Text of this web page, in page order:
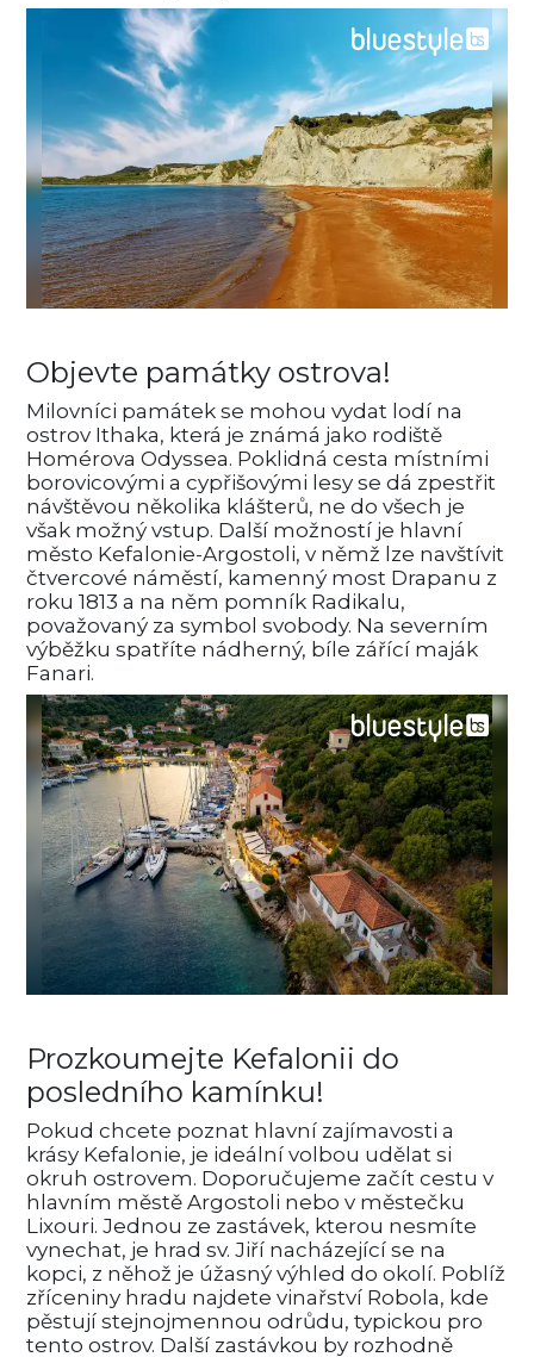
Objevte památky ostrova!
Milovníci památek se mohou vydat lodí na
ostrov Ithaka, která je známá jako rodiště
Homérova Odyssea. Poklidná cesta místními
borovicovými a cypřišovými lesy se dá zpestřit
návštěvou několika klášterů, ne do všech je
však možný vstup. Další možností je hlavní
město Kefalonie-Argostoli, v němž lze navštívit
čtvercové náměstí, kamenný most Drapanu z
roku 1813 a na něm pomník Radikalu,
považovaný za symbol svobody. Na severním
výběžku spatříte nádherný, bíle zářící maják
Fanari.
Prozkoumejte Kefalonii do
posledního kamínku!
Pokud chcete poznat hlavní zajímavosti a
krásy Kefalonie, je ideální volbou udělat si
okruh ostrovem. Doporučujeme začít cestu v
hlavním městě Argostoli nebo v městečku
Lixouri. Jednou ze zastávek, kterou nesmíte
vynechat, je hrad sv. Jiří nacházející se na
kopci, z něhož je úžasný výhled do okolí. Poblíž
zříceniny hradu najdete vinařství Robola, kde
pěstují stejnojmennou odrůdu, typickou pro
tento ostrov. Další zastávkou by rozhodně